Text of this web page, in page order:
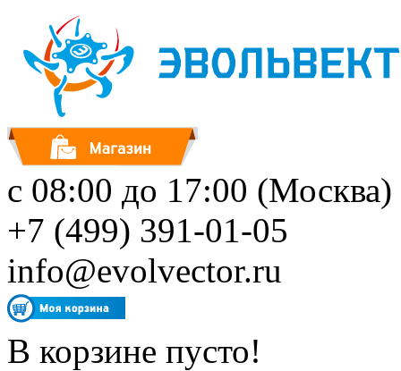
с 08:00 до 17:00 (Москва)
+7 (499) 391-01-05
info@evolvector.ru
В корзине пусто!